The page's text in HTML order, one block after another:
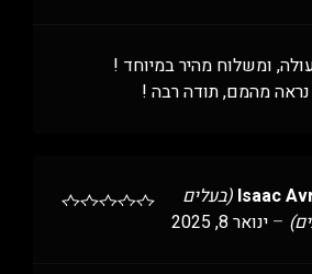
ומשלוח מהיר במיוחד !
מהמם, תודה רבה !
Isaac (בעלים
– ינואר 8, 2025